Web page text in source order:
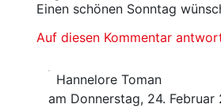
Einen schönen Sonntag
Auf diesen Kommentar
Hannelore Toman
am Donnerstag, 24. Februar